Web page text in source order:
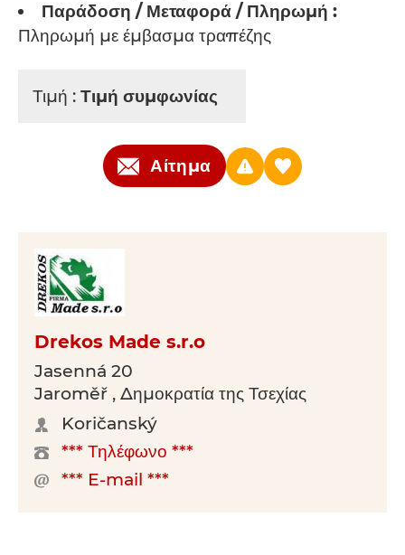
Παράδοση / Μεταφορά / Πληρωμή :
Πληρωμή με έμβασμα τραπέζης
Τιμή : Τιμή συμφωνίας
Αίτημα
Drekos Made s.r.o
Jasenná 20
Jaroměř , Δημοκρατία της Τσεχίας
Koričanský
*** Τηλέφωνο ***
*** E-mail ***